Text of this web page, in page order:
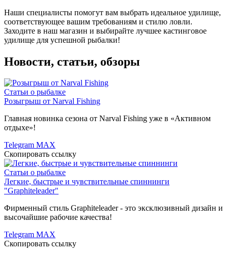
Наши специалисты помогут вам выбрать идеальное удилище,
соответствующее вашим требованиям и стилю ловли.
Заходите в наш магазин и выбирайте лучшее кастинговое
удилище для успешной рыбалки!
Новости, статьи, обзоры
Статьи о рыбалке
Розыгрыш от Narval Fishing
Главная новинка сезона от Narval Fishing уже в «Активном
отдыхе»!
Telegram MAX
Скопировать ссылку
Статьи о рыбалке
Легкие, быстрые и чувствительные спиннинги
"Graphiteleader"
Фирменный стиль Graphiteleader - это эксклюзивный дизайн и
высочайшие рабочие качества!
Telegram MAX
Скопировать ссылку